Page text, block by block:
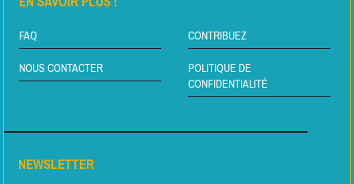
FAQ CONTRIBUEZ
NOUS CONTACTER
POLITIQUE DE
CONFIDENTIALITÉ
NEWSLETTER